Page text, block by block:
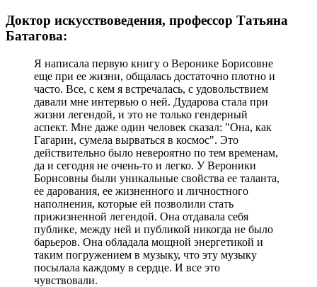
Доктор искусствоведения, профессор Татьяна
Батагова:
Я написала первую книгу о Веронике Борисовне
еще при ее жизни, общалась достаточно плотно и
часто. Все, с кем я встречалась, с удовольствием
давали мне интервью о ней. Дударова стала при
жизни легендой, и это не только гендерный
аспект. Мне даже один человек сказал: "Она, как
Гагарин, сумела вырваться в космос". Это
действительно было невероятно по тем временам,
да и сегодня не очень-то и легко. У Вероники
Борисовны были уникальные свойства ее таланта,
ее дарования, ее жизненного и личностного
наполнения, которые ей позволили стать
прижизненной легендой. Она отдавала себя
публике, между ней и публикой никогда не было
барьеров. Она обладала мощной энергетикой и
таким погружением в музыку, что эту музыку
посылала каждому в сердце. И все это
чувствовали.